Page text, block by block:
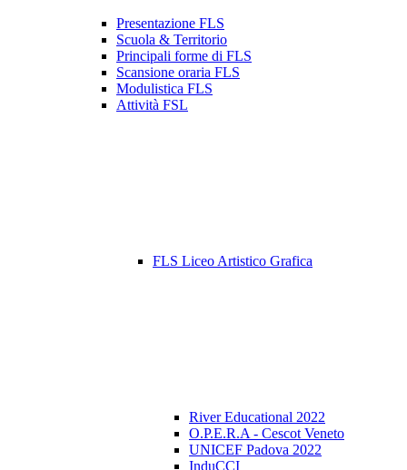
Presentazione FLS
Scuola & Territorio
Principali forme di FLS
Scansione oraria FLS
Modulistica FLS
Attività FSL
FLS Liceo Artistico Grafica
River Educational 2022
O.P.E.R.A - Cescot Veneto
UNICEF Padova 2022
InduCCI